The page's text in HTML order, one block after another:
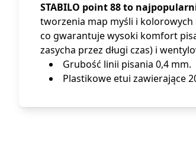
STABILO point 88 to
tworzenia map myśli i
co gwarantuje wysoki komfort
zasycha przez długi czas) i
Grubość linii pisania 0,4 mm.
Plastikowe etui zawierające